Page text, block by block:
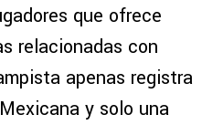
que ofrece
relacionadas con
apenas registra
y solo una